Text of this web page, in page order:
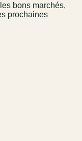
bons marchés,
prochaines